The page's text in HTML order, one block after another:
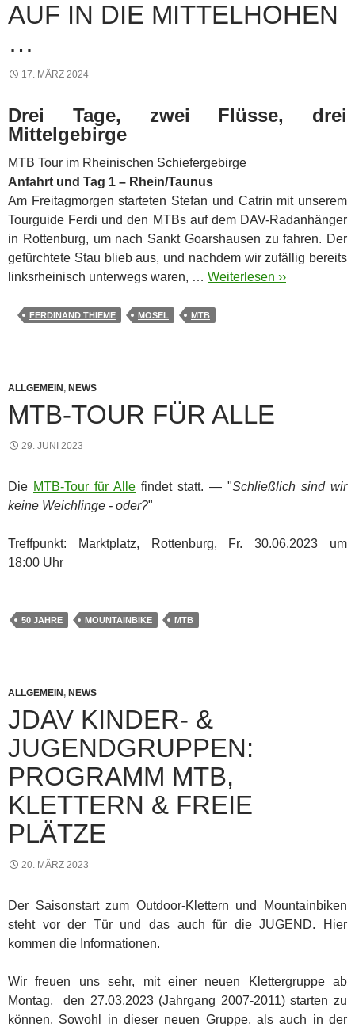
AUF IN DIE MITTELHOHEN
…
17. MÄRZ 2024
Drei Tage, zwei Flüsse, drei
Mittelgebirge
MTB Tour im Rheinischen Schiefergebirge
Anfahrt und Tag 1 – Rhein/Taunus
Am Freitagmorgen starteten Stefan und Catrin mit unserem
Tourguide Ferdi und den MTBs auf dem DAV-Radanhänger
in Rottenburg, um nach Sankt Goarshausen zu fahren. Der
gefürchtete Stau blieb aus, und nachdem wir zufällig bereits
linksrheinisch unterwegs waren, … Weiterlesen ››
FERDINAND THIEME MOSEL MTB
ALLGEMEIN , NEWS
MTB-TOUR FÜR ALLE
29. JUNI 2023
Die MTB-Tour für Alle findet statt. — "Schließlich sind wir
keine Weichlinge - oder?"
Treffpunkt: Marktplatz, Rottenburg, Fr. 30.06.2023 um
18:00 Uhr
50 JAHRE MOUNTAINBIKE MTB
ALLGEMEIN , NEWS
JDAV KINDER- &
JUGENDGRUPPEN:
PROGRAMM MTB,
KLETTERN & FREIE
PLÄTZE
20. MÄRZ 2023
Der Saisonstart zum Outdoor-Klettern und Mountainbiken
steht vor der Tür und das auch für die JUGEND. Hier
kommen die Informationen.
Wir freuen uns sehr, mit einer neuen Klettergruppe ab
Montag, den 27.03.2023 (Jahrgang 2007-2011) starten zu
können. Sowohl in dieser neuen Gruppe, als auch in der